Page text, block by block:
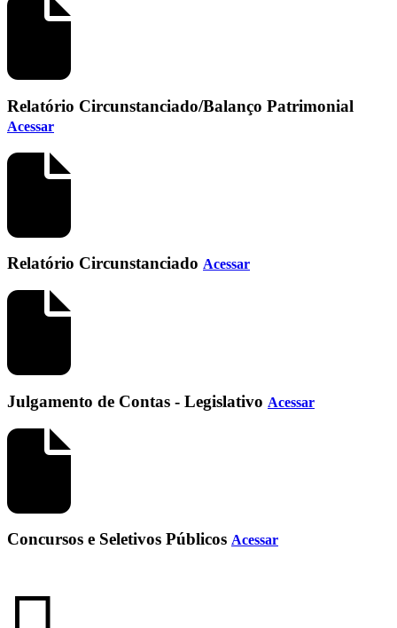
Relatório Circunstanciado/Balanço Patrimonial
Acessar
Relatório Circunstanciado Acessar
Julgamento de Contas - Legislativo Acessar
Concursos e Seletivos Públicos Acessar